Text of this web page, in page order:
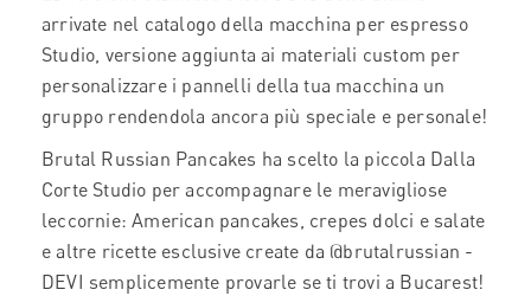
arrivate nel catalogo della macchina per espresso
Studio, versione aggiunta ai materiali custom per
personalizzare i pannelli della tua macchina un
gruppo rendendola ancora più speciale e personale!
Brutal Russian Pancakes ha scelto la piccola Dalla
Corte Studio per accompagnare le meravigliose
leccornie: American pancakes, crepes dolci e salate
e altre ricette esclusive create da @brutalrussian -
DEVI semplicemente provarle se ti trovi a Bucarest!